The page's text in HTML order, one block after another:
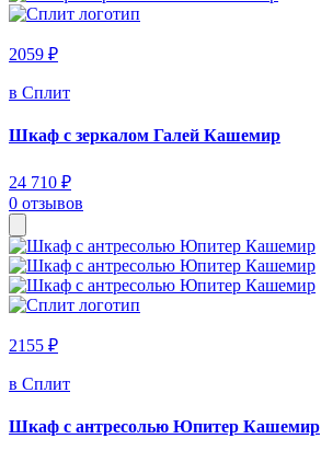
2059 ₽
в Сплит
Шкаф с зеркалом Галей Кашемир
24 710 ₽
0 отзывов
2155 ₽
в Сплит
Шкаф с антресолью Юпитер Кашемир